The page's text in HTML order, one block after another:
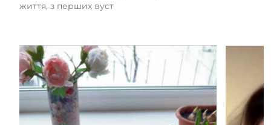
життя, з перших вуст